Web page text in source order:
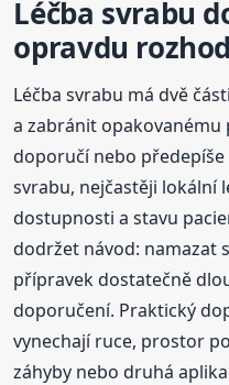
Léčba svrabu
opravdu
Léčba svrabu má dvě
a zabránit opakovanému
doporučí nebo
svrabu, nejčastěji lokální
dostupnosti a stavu
dodržet návod: namazat
přípravek dostatečně
doporučení. Praktický
vynechají ruce, prostor
záhyby nebo druhá